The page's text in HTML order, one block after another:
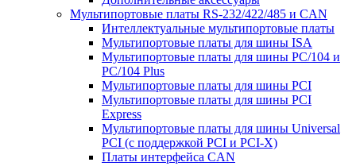
Мультипортовые платы RS-232/422/485 и CAN
Интеллектуальные мультипортовые платы
Мультипортовые платы для шины ISA
Мультипортовые платы для шины PC/104 и
PC/104 Plus
Мультипортовые платы для шины PCI
Мультипортовые платы для шины PCI
Express
Мультипортовые платы для шины Universal
PCI (с поддержкой PCI и PCI-X)
Платы интерфейса CAN